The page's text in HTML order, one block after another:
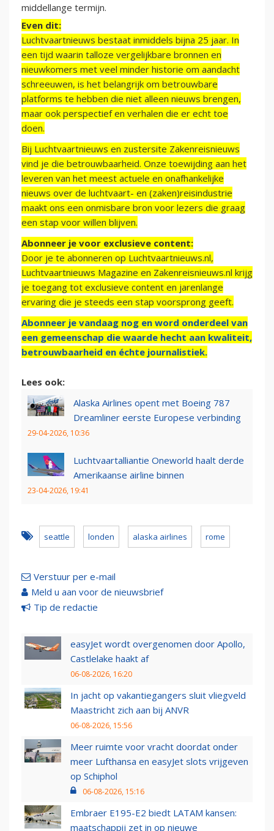
middellange termijn.
Even dit:
Luchtvaartnieuws bestaat inmiddels bijna 25 jaar. In
een tijd waarin talloze vergelijkbare bronnen en
nieuwkomers met veel minder historie om aandacht
schreeuwen, is het belangrijk om betrouwbare
platforms te hebben die niet alleen nieuws brengen,
maar ook perspectief en verhalen die er echt toe
doen.
Bij Luchtvaartnieuws en zustersite Zakenreisnieuws
vind je die betrouwbaarheid. Onze toewijding aan het
leveren van het meest actuele en onafhankelijke
nieuws over de luchtvaart- en (zaken)reisindustrie
maakt ons een onmisbare bron voor lezers die graag
een stap voor willen blijven.
Abonneer je voor exclusieve content:
Door je te abonneren op Luchtvaartnieuws.nl,
Luchtvaartnieuws Magazine en Zakenreisnieuws.nl krijg
je toegang tot exclusieve content en jarenlange
ervaring die je steeds een stap voorsprong geeft.
Abonneer je vandaag nog en word onderdeel van
een gemeenschap die waarde hecht aan kwaliteit,
betrouwbaarheid en échte journalistiek.
Lees ook:
Alaska Airlines opent met Boeing 787
Dreamliner eerste Europese verbinding
29-04-2026, 10:36
Luchtvaartalliantie Oneworld haalt derde
Amerikaanse airline binnen
23-04-2026, 19:41
seattle londen alaska airlines rome
Verstuur per e-mail
Meld u aan voor de nieuwsbrief
Tip de redactie
easyJet wordt overgenomen door Apollo,
Castlelake haakt af
06-08-2026, 16:20
In jacht op vakantiegangers sluit vliegveld
Maastricht zich aan bij ANVR
06-08-2026, 15:56
Meer ruimte voor vracht doordat onder
meer Lufthansa en easyJet slots vrijgeven
op Schiphol
06-08-2026, 15:16
Embraer E195-E2 biedt LATAM kansen:
maatschappij zet in op nieuwe